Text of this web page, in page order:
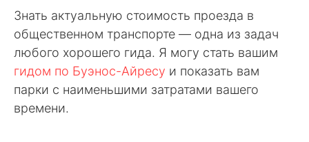
Знать актуальную стоимость проезда в
общественном транспорте — одна из задач
любого хорошего гида. Я могу стать вашим
гидом по Буэнос-Айресу и показать вам
парки с наименьшими затратами вашего
времени.